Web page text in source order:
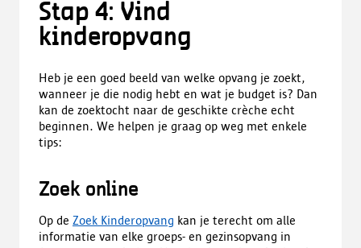
Stap 4: Vind
kinderopvang
Heb je een goed beeld van welke opvang je zoekt,
wanneer je die nodig hebt en wat je budget is? Dan
kan de zoektocht naar de geschikte crèche echt
beginnen. We helpen je graag op weg met enkele
tips:
Zoek online
Op de Zoek Kinderopvang kan je terecht om alle
informatie van elke groeps- en gezinsopvang in